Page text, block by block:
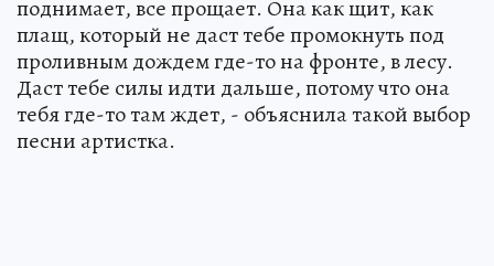
поднимает, все прощает. Она как щит, как
плащ, который не даст тебе промокнуть под
проливным дождем где-то на фронте, в лесу.
Даст тебе силы идти дальше, потому что она
тебя где-то там ждет, - объяснила такой выбор
песни артистка.